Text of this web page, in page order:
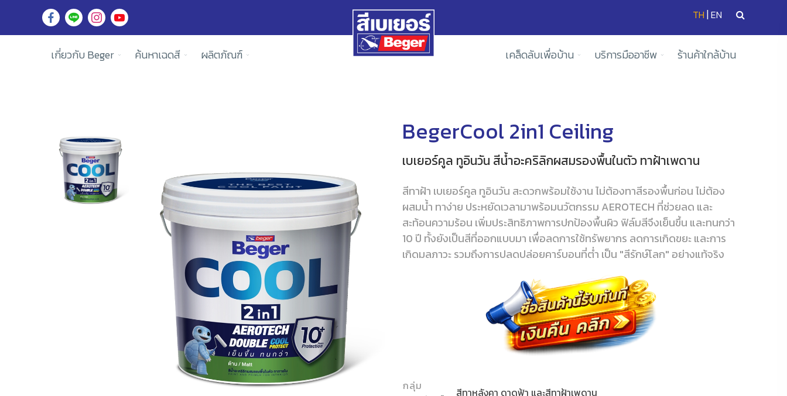
TH |EN
เกี่ยวกับ Beger ค้นหาเฉดสี ผลิตภัณฑ์ เคล็ดลับเพื่อบ้าน บริการมืออาชีพ ร้านค้าใกล้บ้าน
BegerCool 2in1 Ceiling
เบเยอร์คูล ทูอินวัน สีน้ำอะคริลิกผสมรองพื้นในตัว ทาฝ้าเพดาน
สีทาฝ้า เบเยอร์คูล ทูอินวัน สะดวกพร้อมใช้งาน ไม่ต้องทาสีรองพื้นก่อน ไม่ต้อง
ผสมน้ำ ทาง่าย ประหยัดเวลามาพร้อมนวัตกรรม AEROTECH ที่ช่วยลด และ
สะท้อนความร้อน เพิ่มประสิทธิภาพการปกป้องพื้นผิว ฟิล์มสีจึงเย็นขึ้น และทนกว่า
10 ปี ทั้งยังเป็นสีที่ออกแบบมา เพื่อลดการใช้ทรัพยากร ลดการเกิดขยะ และการ
เกิดมลภาวะ รวมถึงการปลดปล่อยคาร์บอนที่ต่ำ เป็น "สีรักษ์โลก" อย่างแท้จริง
กลุ่ม
สีทาหลังคา ดาดฟ้า และสีทาฝ้าเพดาน